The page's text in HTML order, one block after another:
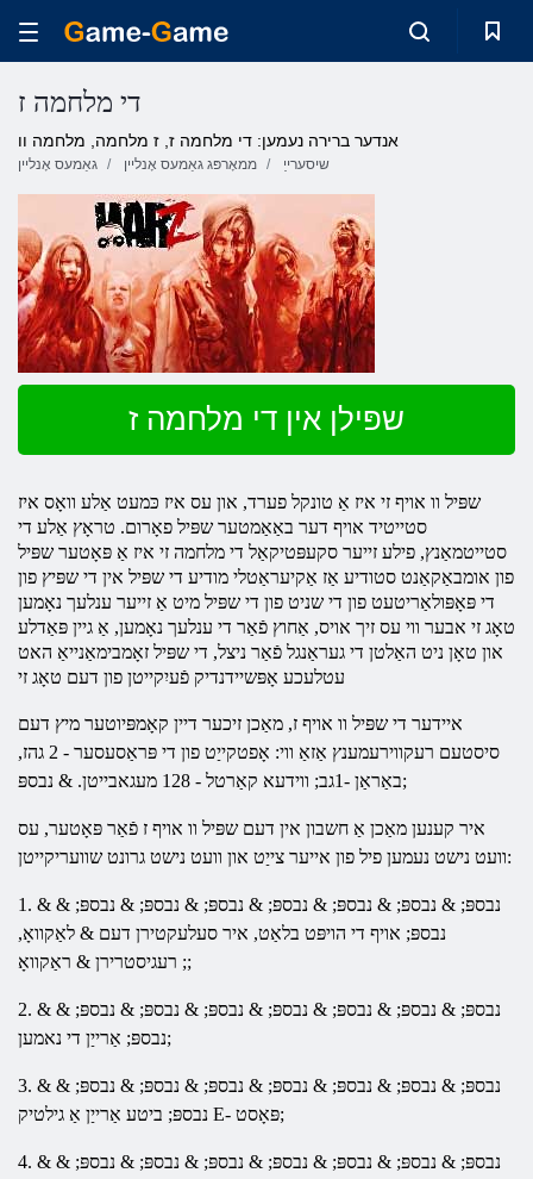
די מלחמה ז
אנדער ברירה נעמען: די מלחמה ז, ז מלחמה, מלחמה וו
גאַמעס אָנליין ממאָרפּג גאַמעס אָנליין שיסערייַ
שפּילן אין די מלחמה ז
שפּיל וו אויף זי איז אַ טונקל פערד, און עס איז כּמעט אַלע וואָס איז
סטייטיד אויף דער באַאַמטער שפּיל פאָרום. טראָץ אַלע די
סטייטמאַנץ, פילע זייער סקעפּטיקאַל די מלחמה זי איז אַ פּאָטער שפּיל
פון אומבאַקאַנט סטודיע אַז אַקיעראַטלי מודיע די שפּיל אין די שפּיץ פון
די פּאָפּולאַריטעט פון די שניט פון די שפּיל מיט אַ זייער ענלעך נאָמען
טאָג זי אבער ווי עס זיך אויס, אַחוץ פֿאַר די ענלעך נאָמען, אַ גיין פּאַדלע
און טאָן ניט האַלטן די געראַנגל פֿאַר ניצל, די שפּיל זאָמבימאַנייאַ האט
עטלעכע אָפּשיידנדיק פֿעיִקייטן פון דעם טאָג זי
איידער די שפּיל וו אויף ז, מאַכן זיכער דיין קאָמפּיוטער מיץ דעם
סיסטעם רעקווירעמענץ אַזאַ ווי: אָפטקייַט פון די פּראַסעסער - 2 גהז,
באַראַן -1גב; ווידעא קאַרטל - 128 מעגאבייטן. & נבספּ;
איר קענען מאַכן אַ חשבון אין דעם שפּיל וו אויף ז פֿאַר פּאָטער, עס
וועט נישט נעמען פיל פון אייער צייַט און וועט נישט גרונט שוועריקייטן:
1. & נבספּ; & נבספּ; & נבספּ; & נבספּ; & נבספּ; & נבספּ; & נבספּ; &
נבספּ; אויף די הויפּט בלאַט, איר סעלעקטירן דעם & לאַקוואָ,
רעגיסטרירן & ראַקוואָ ;;
2. & נבספּ; & נבספּ; & נבספּ; & נבספּ; & נבספּ; & נבספּ; & נבספּ; &
נבספּ; אַרייַן די נאמען;
3. & נבספּ; & נבספּ; & נבספּ; & נבספּ; & נבספּ; & נבספּ; & נבספּ; &
נבספּ; ביטע אַרייַן אַ גילטיק E- פּאָסט;
4. & נבספּ; & נבספּ; & נבספּ; & נבספּ; & נבספּ; & נבספּ; & נבספּ; &